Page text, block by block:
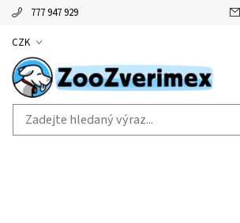
777 947 929
CZK